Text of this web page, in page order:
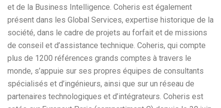
et de la Business Intelligence. Coheris est également
présent dans les Global Services, expertise historique de la
société, dans le cadre de projets au forfait et de missions
de conseil et d’assistance technique. Coheris, qui compte
plus de 1200 références grands comptes à travers le
monde, s’appuie sur ses propres équipes de consultants
spécialisés et d’ingénieurs, ainsi que sur un réseau de
partenaires technologiques et d’intégrateurs. Coheris est